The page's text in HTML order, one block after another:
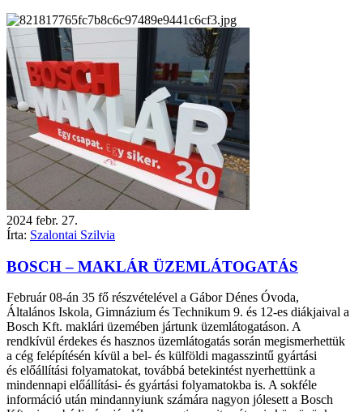
2024 febr. 27.
Írta: Szalontai Szilvia
BOSCH – MAKLÁR ÜZEMLÁTOGATÁS
Február 08-án 35 fő részvételével a Gábor Dénes Óvoda,
Általános Iskola, Gimnázium és Technikum 9. és 12-es diákjaival a
Bosch Kft. maklári üzemében jártunk üzemlátogatáson. A
rendkívül érdekes és hasznos üzemlátogatás során megismerhettük
a cég felépítésén kívül a bel- és külföldi magasszintű gyártási
és előállítási folyamatokat, továbbá betekintést nyerhettünk a
mindennapi előállítási- és gyártási folyamatokba is. A sokféle
információ után mindannyiunk számára nagyon jólesett a Bosch